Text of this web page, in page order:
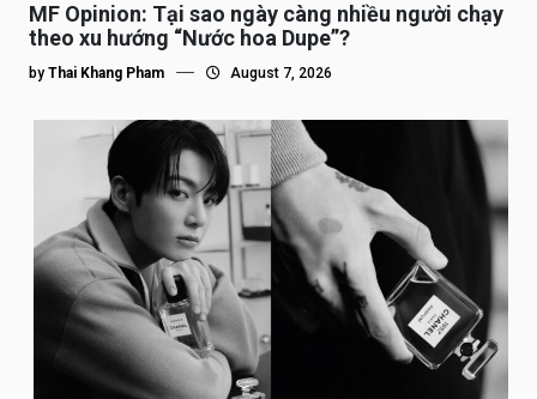
MF Opinion: Tại sao ngày càng nhiều người chạy
theo xu hướng “Nước hoa Dupe”?
by Thai Khang Pham August 7, 2026